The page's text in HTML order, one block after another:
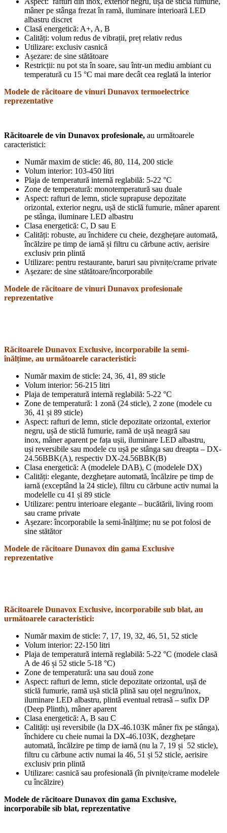
mâner pe stânga frezat în ramă, iluminare interioară LED
albastru discret
Clasă energetică: A+, A, B
Calități: volum redus de vibrații, preț relativ redus
Utilizare: exclusiv casnică
Așezare: de sine stătătoare
Restricții: nu pot sta în soare, sau într-un mediu ambiant cu
temperatură cu 15 °C mai mare decât cea reglată la interior
Modele de răcitoare de vinuri Dunavox termoelectrice
reprezentative
Răcitoarele de vin Dunavox profesionale, au următoarele
caracteristici:
Număr maxim de sticle: 46, 80, 114, 200 sticle
Volum interior: 103-450 litri
Plaja de temperatură internă reglabilă: 5-22 °C
Zone de temperatură: monotemperatură sau duale
Aspect: rafturi de lemn, sticle suprapuse depozitate
orizontal, exterior negru, ușă de sticlă fumurie, mâner aparent
pe stânga, iluminare LED albastru
Clasa energetică: C, D sau E
Calități: robuste, au închidere cu cheie, dezghețare automată,
încălzire pe timp de iarnă și filtru cu cărbune activ, aerisire
exclusiv prin plintă
Utilizare: pentru restaurante, baruri sau pivnițe/crame private
Așezare: de sine stătătoare/încorporabile
Modele de răcitoare de vinuri Dunavox profesionale
reprezentative
Răcitoarele Dunavox Exclusive, incorporabile la semi-
înălțime, au următoarele caracteristici:
Număr maxim de sticle: 24, 36, 41, 89 sticle
Volum interior: 56-215 litri
Plaja de temperatură internă reglabilă: 5-22 °C
Zone de temperatură: 1 zonă (24 sticle), 2 zone (modele cu
36, 41 și 89 sticle)
Aspect: rafturi de lemn, sticle depozitate orizontal, exterior
negru, ușă de sticlă fumurie, ramă de ușă neagră sau
inox, mâner aparent pe fața ușii, iluminare LED albastru,
uși reversibile sau modele cu ușă pe stânga sau dreapta – DX-
24.56BBK(A), respectiv DX-24.56BBK(B)
Clasa energetică: A (modelele DAB), C (modelele DX)
Calități: elegante, dezghețare automată, încălzire pe timp de
iarnă (exceptând la 24 sticle), filtru cu cărbune activ numai la
modelelle cu 41 și 89 sticle
Utilizare: pentru interioare elegante – bucătării, living room
sau crame private
Așezare: încorporabile la semi-înălțime; nu se pot folosi de
sine stătător
Modele de răcitoare Dunavox din gama Exclusive
reprezentative
Răcitoarele Dunavox Exclusive, incorporabile sub blat, au
următoarele caracteristici:
Număr maxim de sticle: 7, 17, 19, 32, 46, 51, 52 sticle
Volum interior: 22-150 litri
Plaja de temperatură internă reglabilă: 5-22 °C (modele clasă
A de 46 și 52 sticle 5-18 °C)
Zone de temperatură: una sau două zone
Aspect: rafturi de lemn, sticle depozitate orizontal, ușă de
sticlă fumurie, ramă ușă sticlă plină sau oțel negru/inox,
iluminare LED albastru, plintă eventual retrasă – sufix DP
(Deep Plinth), mâner aparent
Clasa energetică: A, B sau C
Calități: uși reversibile (la DX-46.103K mâner fix pe stânga),
închidere cu cheie numai la DX-46.103K, dezghețare
automată, încălzire pe timp de iarnă (nu la 7, 19 și 52 sticle),
filtru cu cărbune activ numai la 46, 51 și 52 sticle, aerisire
exclusiv prin plintă
Utilizare: casnică sau profesională (în pivnițe/crame modelele
cu încălzire)
Modele de răcitoare Dunavox din gama Exclusive,
incorporabile sib blat, reprezentative